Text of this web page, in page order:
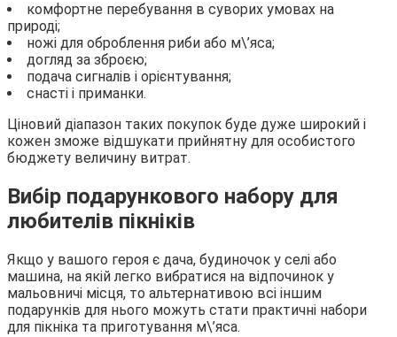
комфортне перебування в суворих умовах на
природі;
ножі для оброблення риби або м\’яса;
догляд за зброєю;
подача сигналів і орієнтування;
снасті і приманки.
Ціновий діапазон таких покупок буде дуже широкий і
кожен зможе відшукати прийнятну для особистого
бюджету величину витрат.
Вибір подарункового набору для
любителів пікніків
Якщо у вашого героя є дача, будиночок у селі або
машина, на якій легко вибратися на відпочинок у
мальовничі місця, то альтернативою всі іншим
подарунків для нього можуть стати практичні набори
для пікніка та приготування м\’яса.